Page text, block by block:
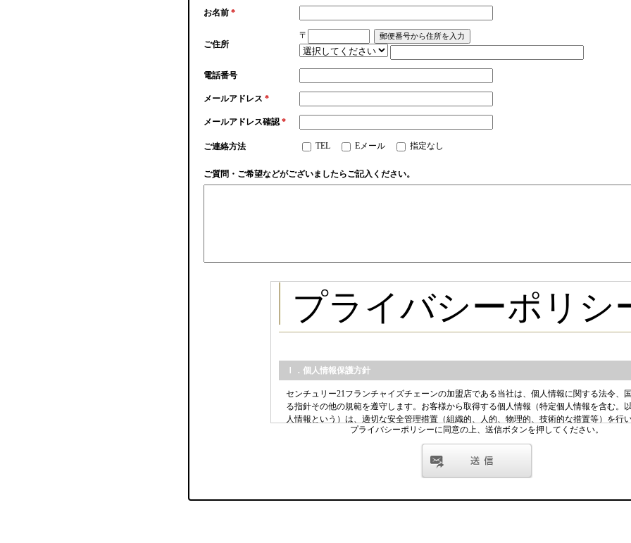
お名前 *
ご住所
〒
電話番号
メールアドレス *
メールアドレス確認*
ご連絡方法 TEL Eメール 指定なし
ご質問・ご希望などがございましたらご記入ください。
プライバシーポリシーに同意の上、送信ボタンを押してください。